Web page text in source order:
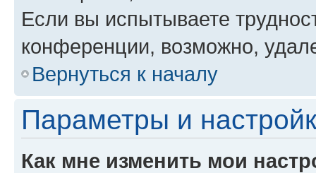
Если вы испытываете
конференции, возможно,
Вернуться к началу
Параметры и
Как мне изменить мои